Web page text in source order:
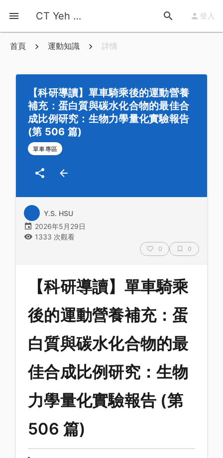
CT Yeh 公路車基地 登入
首頁 運動知識 詳情
【科研導讀】單車騎乘後的運動營養
補充：蛋白質與碳水化合物的最佳合
成比例研究：生物力學量化實驗報告
(第 506 篇)
單車專區
Y.S. HSU
2026年5月29日
1333 次觀看
0 0
【科研導讀】單車騎乘
後的運動營養補充：蛋
白質與碳水化合物的最
佳合成比例研究：生物
力學量化實驗報告 (第
506 篇)